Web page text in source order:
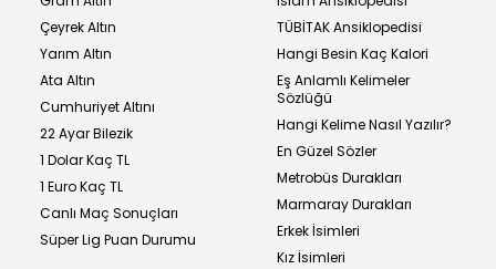
Çeyrek Altın
Yarım Altın
Ata Altın
Cumhuriyet Altını
22 Ayar Bilezik
1 Dolar Kaç TL
1 Euro Kaç TL
Canlı Maç Sonuçları
Süper Lig Puan Durumu
TÜBİTAK Ansiklopedisi
Hangi Besin Kaç Kalori
Eş Anlamlı Kelimeler
Sözlüğü
Hangi Kelime Nasıl Yazılır?
En Güzel Sözler
Metrobüs Durakları
Marmaray Durakları
Erkek İsimleri
Kız İsimleri